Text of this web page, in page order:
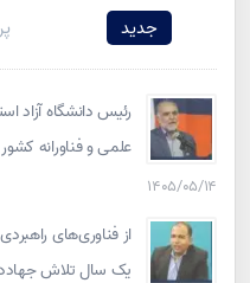
جدید
رئیس دانشگاه آزاد
علمی و فناورانه
۱۴۰۵/۰۵/۱۴
از فناوری‌های
یک سال تلاش